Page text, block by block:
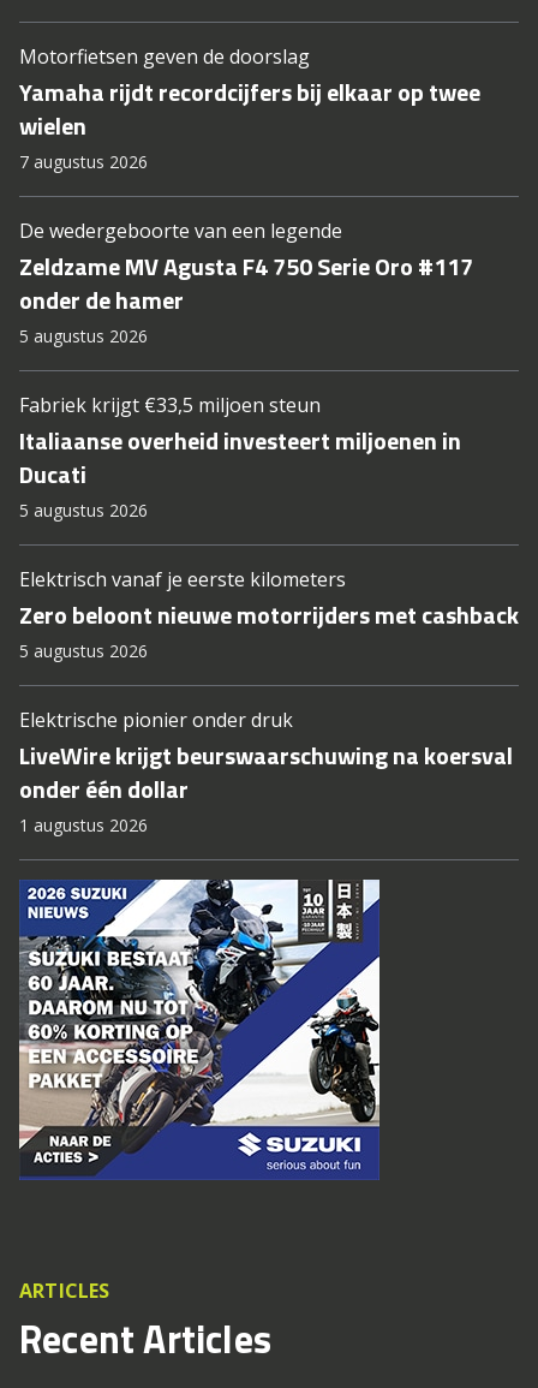
Motorfietsen geven de doorslag
Yamaha rijdt recordcijfers bij elkaar op twee
wielen
7 augustus 2026
De wedergeboorte van een legende
Zeldzame MV Agusta F4 750 Serie Oro #117
onder de hamer
5 augustus 2026
Fabriek krijgt €33,5 miljoen steun
Italiaanse overheid investeert miljoenen in
Ducati
5 augustus 2026
Elektrisch vanaf je eerste kilometers
Zero beloont nieuwe motorrijders met cashback
5 augustus 2026
Elektrische pionier onder druk
LiveWire krijgt beurswaarschuwing na koersval
onder één dollar
1 augustus 2026
ARTICLES
Recent Articles